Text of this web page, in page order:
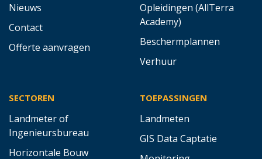
Nieuws
Contact
Offerte aanvragen
Opleidingen (AllTerra
Academy)
Beschermplannen
Verhuur
SECTOREN
Landmeter of
Ingenieursbureau
Horizontale Bouw
TOEPASSINGEN
Landmeten
GIS Data Captatie